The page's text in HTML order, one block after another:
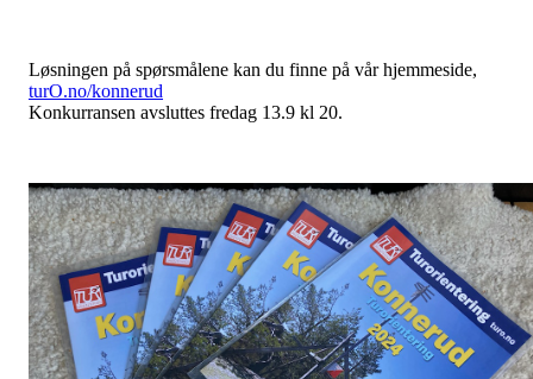
Løsningen på spørsmålene kan du finne på vår hjemmeside,
turO.no/konnerud
Konkurransen avsluttes fredag 13.9 kl 20.